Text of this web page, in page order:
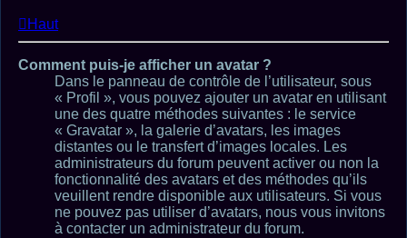
Haut
Comment puis-je afficher un avatar ?
Dans le panneau de contrôle de l’utilisateur, sous
« Profil », vous pouvez ajouter un avatar en utilisant
une des quatre méthodes suivantes : le service
« Gravatar », la galerie d’avatars, les images
distantes ou le transfert d’images locales. Les
administrateurs du forum peuvent activer ou non la
fonctionnalité des avatars et des méthodes qu’ils
veuillent rendre disponible aux utilisateurs. Si vous
ne pouvez pas utiliser d’avatars, nous vous invitons
à contacter un administrateur du forum.